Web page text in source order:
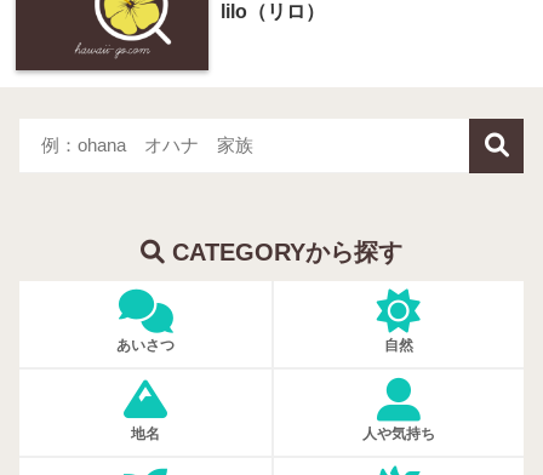
lilo（リロ）
CATEGORYから探す
あいさつ 自然
地名 人や気持ち